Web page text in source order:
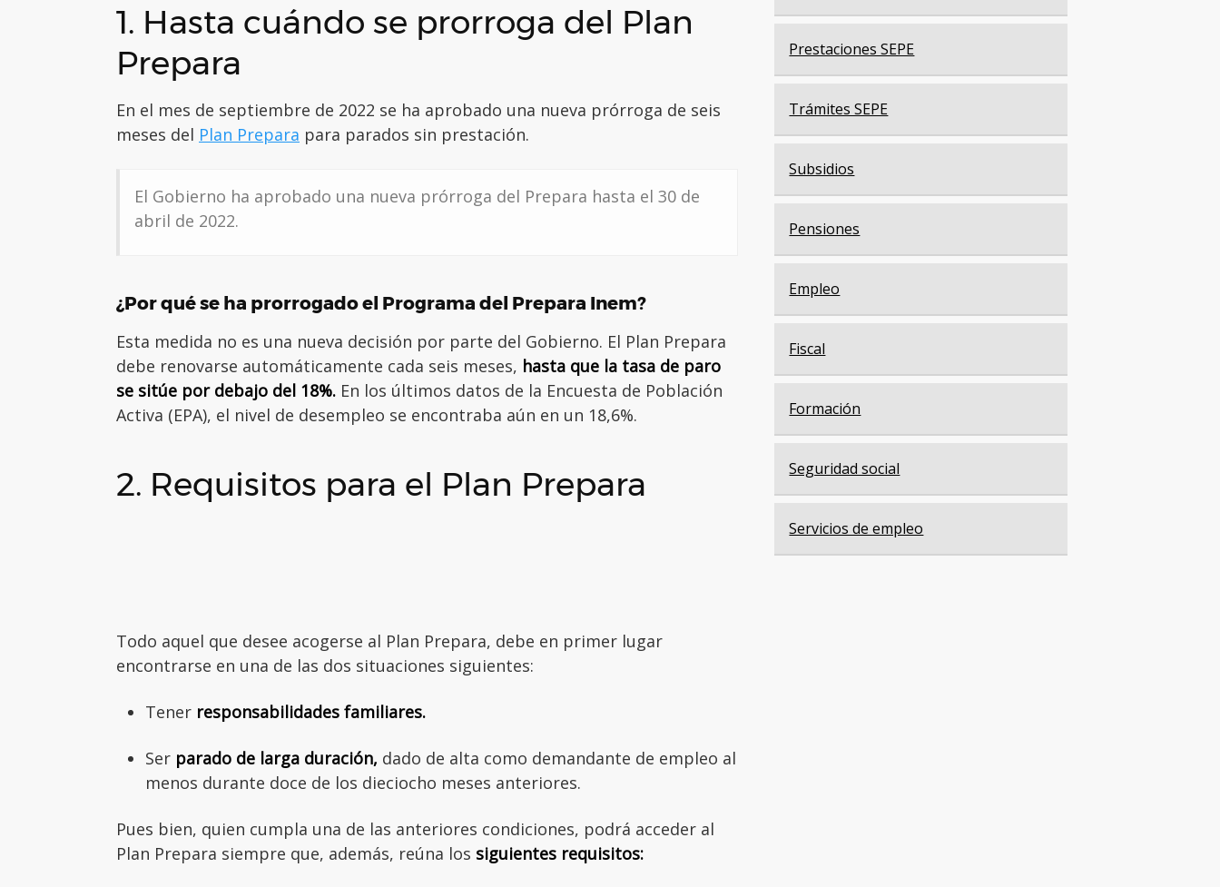
1. Hasta cuándo se prorroga del Plan
Prepara
En el mes de septiembre de 2022 se ha aprobado una nueva prórroga de seis
meses del Plan Prepara para parados sin prestación.
El Gobierno ha aprobado una nueva prórroga del Prepara hasta el 30 de
abril de 2022.
¿Por qué se ha prorrogado el Programa del Prepara Inem?
Esta medida no es una nueva decisión por parte del Gobierno. El Plan Prepara
debe renovarse automáticamente cada seis meses, hasta que la tasa de paro
se sitúe por debajo del 18%. En los últimos datos de la Encuesta de Población
Activa (EPA), el nivel de desempleo se encontraba aún en un 18,6%.
2. Requisitos para el Plan Prepara
Todo aquel que desee acogerse al Plan Prepara, debe en primer lugar
encontrarse en una de las dos situaciones siguientes:
Tener responsabilidades familiares.
Ser parado de larga duración, dado de alta como demandante de empleo al
menos durante doce de los dieciocho meses anteriores.
Pues bien, quien cumpla una de las anteriores condiciones, podrá acceder al
Plan Prepara siempre que, además, reúna los siguientes requisitos:
Prestaciones SEPE
Trámites SEPE
Subsidios
Pensiones
Empleo
Fiscal
Formación
Seguridad social
Servicios de empleo